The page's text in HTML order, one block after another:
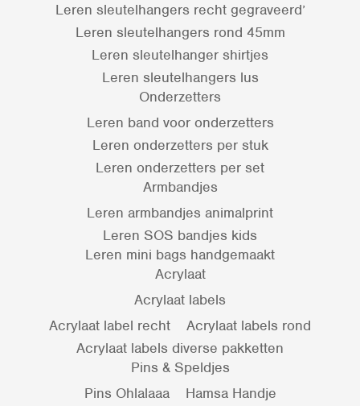
Leren sleutelhangers recht gegraveerd’
Leren sleutelhangers rond 45mm
Leren sleutelhanger shirtjes
Leren sleutelhangers lus
Onderzetters
Leren band voor onderzetters
Leren onderzetters per stuk
Leren onderzetters per set
Armbandjes
Leren armbandjes animalprint
Leren SOS bandjes kids
Leren mini bags handgemaakt
Acrylaat
Acrylaat labels
Acrylaat label recht
Acrylaat labels rond
Acrylaat labels diverse pakketten
Pins & Speldjes
Pins Ohlalaaa
Hamsa Handje